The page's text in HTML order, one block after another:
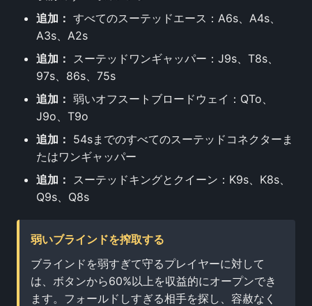
追加： すべてのスーテッドエース：A6s、A4s、
A3s、A2s
追加： スーテッドワンギャッパー：J9s、T8s、
97s、86s、75s
追加： 弱いオフスートブロードウェイ：QTo、
J9o、T9o
追加： 54sまでのすべてのスーテッドコネクターま
たはワンギャッパー
追加： スーテッドキングとクイーン：K9s、K8s、
Q9s、Q8s
弱いブラインドを搾取する
ブラインドを弱すぎて守るプレイヤーに対して
は、ボタンから60%以上を収益的にオープンでき
ます。フォールドしすぎる相手を探し、容赦なく